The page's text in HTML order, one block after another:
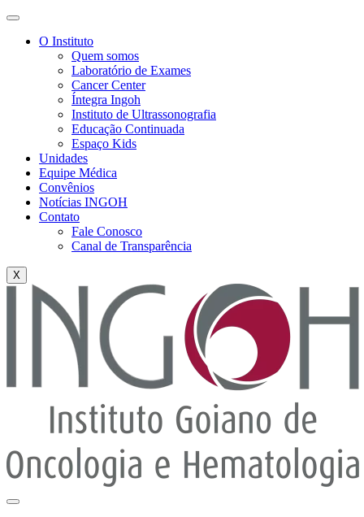
O Instituto
Quem somos
Laboratório de Exames
Cancer Center
Íntegra Ingoh
Instituto de Ultrassonografia
Educação Continuada
Espaço Kids
Unidades
Equipe Médica
Convênios
Notícias INGOH
Contato
Fale Conosco
Canal de Transparência
X